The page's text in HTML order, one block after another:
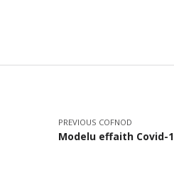
Llywio cofnod
PREVIOUS COFNOD
Modelu effaith Covid-